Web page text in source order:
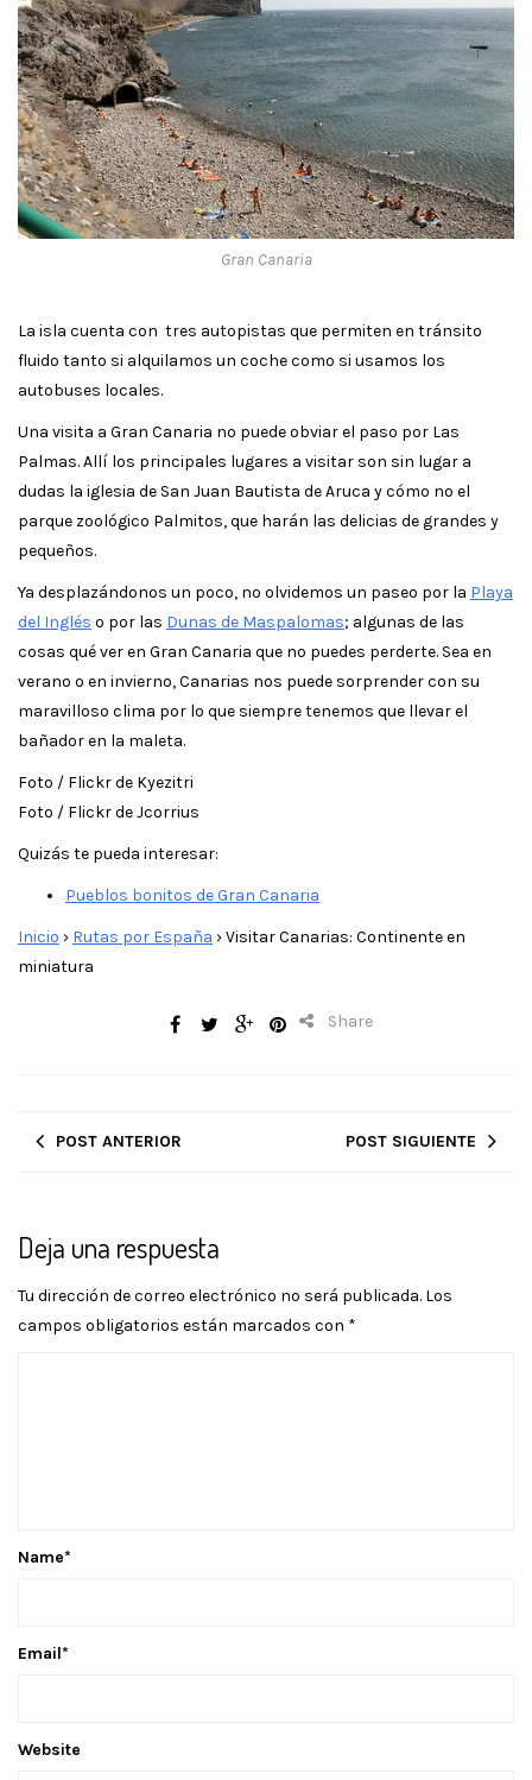
Gran Canaria
La isla cuenta con tres autopistas que permiten en tránsito
fluido tanto si alquilamos un coche como si usamos los
autobuses locales.
Una visita a Gran Canaria no puede obviar el paso por Las
Palmas. Allí los principales lugares a visitar son sin lugar a
dudas la iglesia de San Juan Bautista de Aruca y cómo no el
parque zoológico Palmitos, que harán las delicias de grandes y
pequeños.
Ya desplazándonos un poco, no olvidemos un paseo por la Playa
del Inglés o por las Dunas de Maspalomas; algunas de las
cosas qué ver en Gran Canaria que no puedes perderte. Sea en
verano o en invierno, Canarias nos puede sorprender con su
maravilloso clima por lo que siempre tenemos que llevar el
bañador en la maleta.
Foto / Flickr de Kyezitri
Foto / Flickr de Jcorrius
Quizás te pueda interesar:
Pueblos bonitos de Gran Canaria
Inicio › Rutas por España ›Visitar Canarias: Continente en
miniatura
Share
POST ANTERIOR POST SIGUIENTE
Deja una respuesta
Tu dirección de correo electrónico no será publicada. Los
campos obligatorios están marcados con *
Name*
Email*
Website